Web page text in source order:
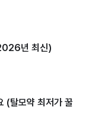
년 최신)
(탈모약 최저가 꿀